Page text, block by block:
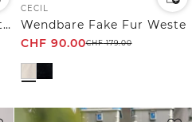
Kuschelige Jacke mit Details
CECIL
Wendbare Fake Fur Weste
CHF 90.00CHF179.00